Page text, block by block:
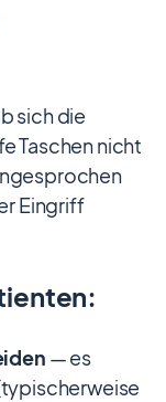
sich die
Taschen nicht
Eingriff
— es